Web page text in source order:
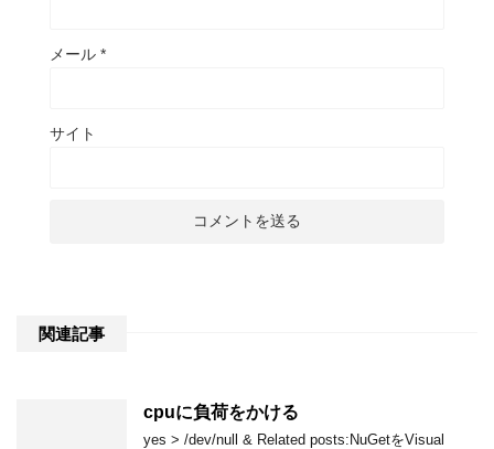
メール *
サイト
関連記事
cpuに負荷をかける
yes > /dev/null & Related posts:NuGetをVisual